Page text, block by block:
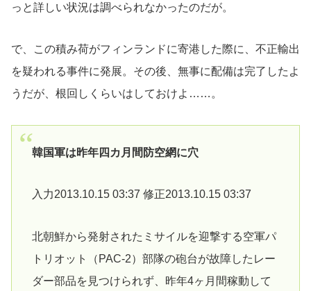
っと詳しい状況は調べられなかったのだが。
で、この積み荷がフィンランドに寄港した際に、不正輸出
を疑われる事件に発展。その後、無事に配備は完了したよ
うだが、根回しくらいはしておけよ……。
韓国軍は昨年四カ月間防空網に穴
入力2013.10.15 03:37 修正2013.10.15 03:37
北朝鮮から発射されたミサイルを迎撃する空軍パ
トリオット（PAC-2）部隊の砲台が故障したレー
ダー部品を見つけられず、昨年4ヶ月間稼動して